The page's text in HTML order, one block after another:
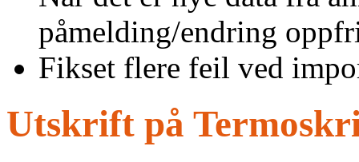
påmelding/endring
Fikset flere feil ved
Utskrift på